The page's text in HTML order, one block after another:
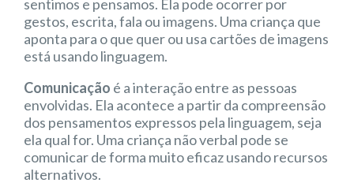
sentimos e pensamos. Ela pode ocorrer por
gestos, escrita, fala ou imagens. Uma criança que
aponta para o que quer ou usa cartões de imagens
está usando linguagem.
Comunicação é a interação entre as pessoas
envolvidas. Ela acontece a partir da compreensão
dos pensamentos expressos pela linguagem, seja
ela qual for. Uma criança não verbal pode se
comunicar de forma muito eficaz usando recursos
alternativos.